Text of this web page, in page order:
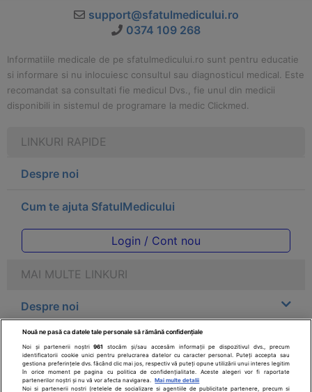
support@sfatulmedicului.ro
0374 109 268
Informatiile medicale de pe sfatulmedicului.ro sunt pentru educatie
si informare si nu inlocuiesc consultul sau diagnosticul medical. Este
recomandat sa consultati fie medicul Dvs., fie unul din medicii
disponibili in sistemul de programare la medic Clickmed.
LINKURI RAPIDE
Despre noi
Cum te ajuta SfatulMedicului
Login / Cont nou
MAI MULTE LINKURI
Despre noi
Legal
Drepturile consumatorului
Nouă ne pasă ca datele tale personale să rămână confidențiale
Noi și partenerii noștri961
stocăm și/sau accesăm informații pe dispozitivul dvs., precum
identificatorii cookie unici pentru prelucrarea datelor cu caracter personal. Puteți accepta sau
gestiona preferințele dvs. făcând clic mai jos, respectiv vă puteți opune utilizării unui interes legitim
în orice moment pe pagina cu politica de confidențialitate. Aceste alegeri vor fi raportate
partenerilor noștri și nu vă vor afecta navigarea.
Mai multe detalii
Noi si partenerii nostri (retelele de socializare si agentiile de publicitate partenere, precum si